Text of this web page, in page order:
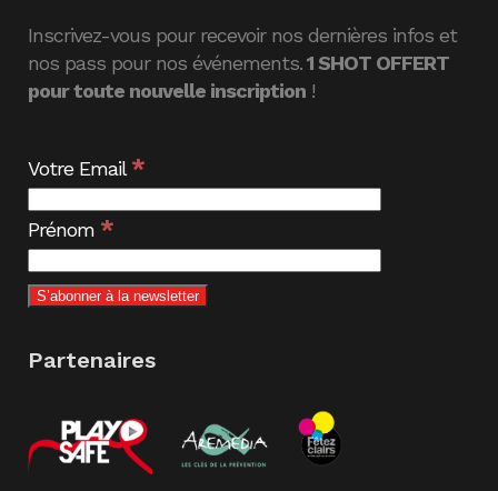
Inscrivez-vous pour recevoir nos dernières infos et
nos pass pour nos événements.1 SHOT OFFERT
pour toute nouvelle inscription !
Votre Email*
Prénom *
Partenaires